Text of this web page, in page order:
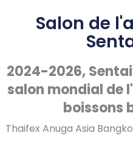
Salon de
2024-2026,
salon mondial de
boissons
Thaifex Anuga Asia